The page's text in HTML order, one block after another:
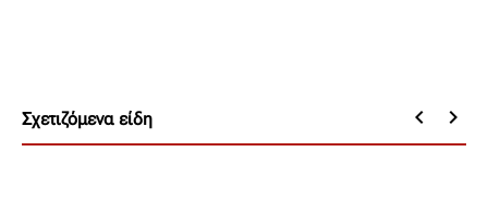
Σχετιζόμενα είδη keyboard_arrow_left keyboard_arrow_right